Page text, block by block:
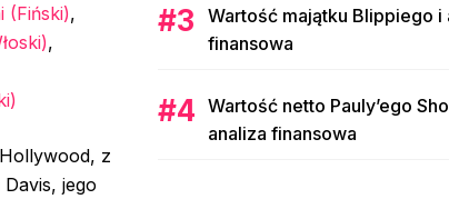
(Fiński)
)
)
z
jego
Wartość majątku Blippiego i
finansowa
Wartość netto Pauly’ego
analiza finansowa